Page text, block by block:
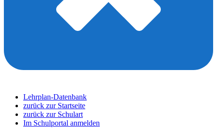
Lehrplan-Datenbank
zurück zur Startseite
zurück zur Schulart
Im Schulportal anmelden